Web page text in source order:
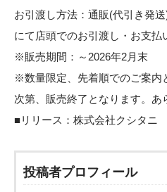
お引渡し方法：通販(代引き発
にて店頭でのお引渡し・お支払
※販売期間：～2026年2月末
※数量限定、先着順でのご案内
次第、販売終了となります。あ
■リリース： 株式会社クシタニ
投稿者プロフィール